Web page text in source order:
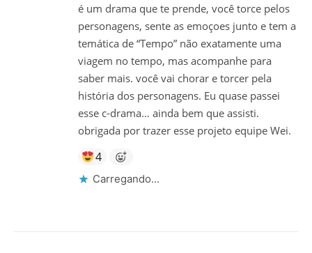
é um drama que te prende, você torce pelos
personagens, sente as emoçoes junto e tem a
temática de “Tempo” não exatamente uma
viagem no tempo, mas acompanhe para
saber mais. você vai chorar e torcer pela
história dos personagens. Eu quase passei
esse c-drama… ainda bem que assisti.
obrigada por trazer esse projeto equipe Wei.
4
Carregando...